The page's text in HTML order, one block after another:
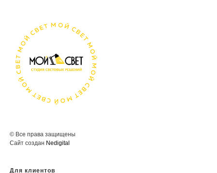
© Все права защищены
Сайт создан Nedigital
Для клиентов